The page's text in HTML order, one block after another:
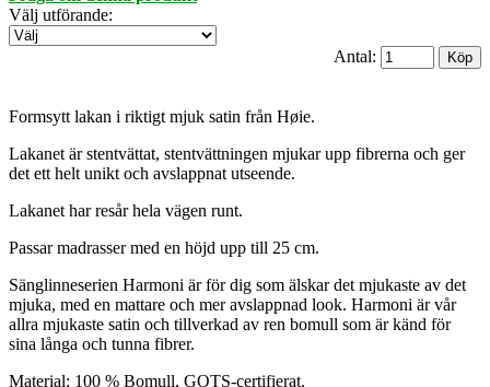
Välj utförande:
Antal:
Formsytt lakan i riktigt mjuk satin från Høie.
Lakanet är stentvättat, stentvättningen mjukar upp fibrerna och ger
det ett helt unikt och avslappnat utseende.
Lakanet har resår hela vägen runt.
Passar madrasser med en höjd upp till 25 cm.
Sänglinneserien Harmoni är för dig som älskar det mjukaste av det
mjuka, med en mattare och mer avslappnad look. Harmoni är vår
allra mjukaste satin och tillverkad av ren bomull som är känd för
sina långa och tunna fibrer.
Material: 100 % Bomull, GOTS-certifierat.